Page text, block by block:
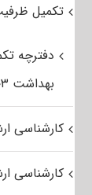
تکمیل ظرفیت
دفترچه
بهداشت ۱۴۰۳
کارشناسی
کارشناسی